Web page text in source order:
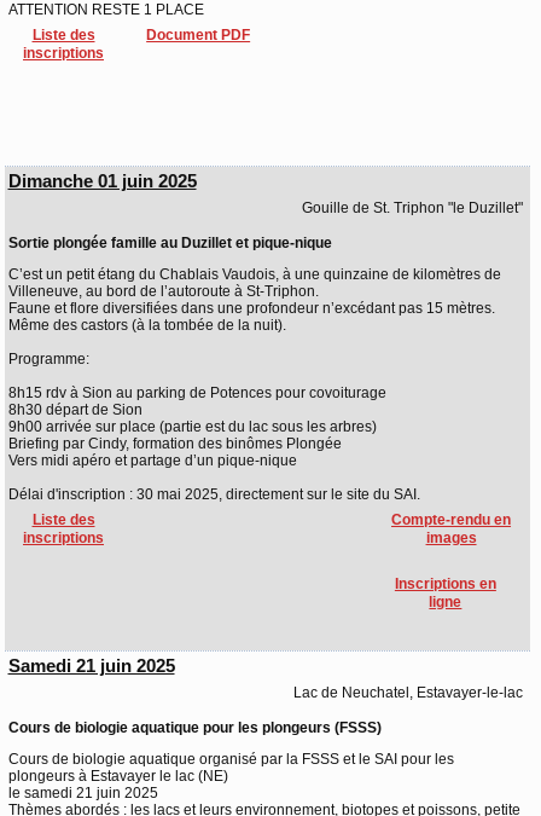
ATTENTION RESTE 1 PLACE
Liste des
inscriptions
Document PDF
Dimanche 01 juin 2025
Gouille de St. Triphon "le Duzillet"
Sortie plongée famille au Duzillet et pique-nique
C’est un petit étang du Chablais Vaudois, à une quinzaine de kilomètres de
Villeneuve, au bord de l’autoroute à St-Triphon.
Faune et flore diversifiées dans une profondeur n’excédant pas 15 mètres.
Même des castors (à la tombée de la nuit).
Programme:
8h15 rdv à Sion au parking de Potences pour covoiturage
8h30 départ de Sion
9h00 arrivée sur place (partie est du lac sous les arbres)
Briefing par Cindy, formation des binômes Plongée
Vers midi apéro et partage d’un pique-nique
Délai d'inscription : 30 mai 2025, directement sur le site du SAI.
Liste des
inscriptions
Compte-rendu en
images
Inscriptions en
ligne
Samedi 21 juin 2025
Lac de Neuchatel, Estavayer-le-lac
Cours de biologie aquatique pour les plongeurs (FSSS)
Cours de biologie aquatique organisé par la FSSS et le SAI pour les
plongeurs à Estavayer le lac (NE)
le samedi 21 juin 2025
Thèmes abordés : les lacs et leurs environnement, biotopes et poissons, petite